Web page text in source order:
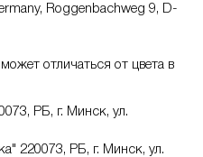
Roggenbachweg 9, D-
отличаться от цвета в
РБ, г. Минск, ул.
220073, РБ, г. Минск, ул.